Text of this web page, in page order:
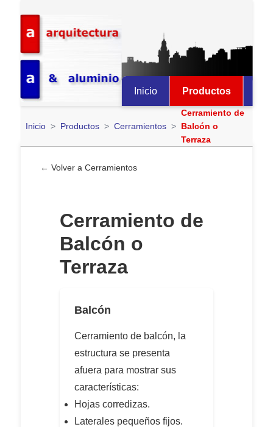
Inicio Productos
Inicio Productos Cerramientos
Cerramiento de
Balcón o
Terraza
← Volver a Cerramientos
Cerramiento de
Balcón o
Terraza
Balcón
Cerramiento de balcón, la
estructura se presenta
afuera para mostrar sus
características:
Hojas corredizas.
Laterales pequeños fijos.